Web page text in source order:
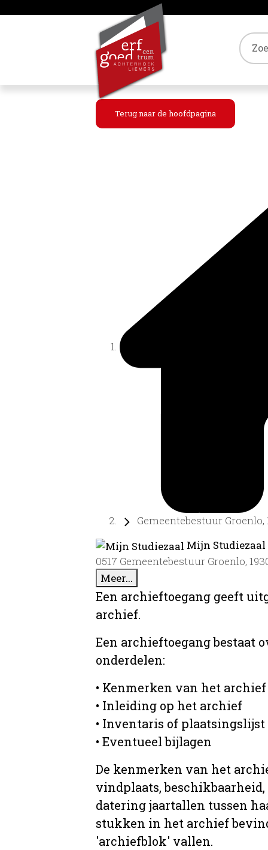
Terug naar de hoofdpagina
Gemeentebestuur Groenlo,
Mijn
0517 Gemeentebestuur Groenlo,
Meer...
Een archieftoegang geeft
archief.
Een archieftoegang bestaat
onderdelen:
• Kenmerken van het archief
• Inleiding op het archief
• Inventaris of plaatsingslijst
• Eventueel bijlagen
De kenmerken van het
vindplaats,
datering jaartallen tussen
stukken in het archief
'archiefblok' vallen.